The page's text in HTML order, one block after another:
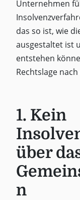
Unternehmen
das so ist, wie
ausgestaltet ist
entstehen
Rechtslage
1. Kein
über
n